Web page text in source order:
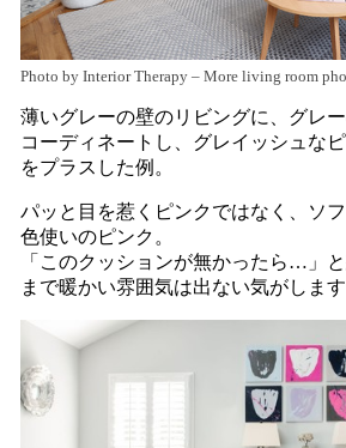
Photo by Interior Therapy– More living room
薄いグレーの壁のリビングに、グレ
コーディネートし、グレイッシュな
をプラスした例。
パッと目を惹くピンクではなく、ソ
色使いのピンク。
「このクッションが無かったら…」
まで暖かい雰囲気は出ない気がします